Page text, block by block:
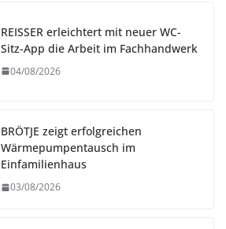
REISSER erleichtert mit neuer WC-
Sitz-App die Arbeit im Fachhandwerk
04/08/2026
BRÖTJE zeigt erfolgreichen
Wärmepumpentausch im
Einfamilienhaus
03/08/2026